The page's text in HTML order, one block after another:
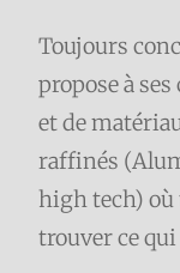
Toujours
propose à
et de
raffinés
high tech) où
trouver ce